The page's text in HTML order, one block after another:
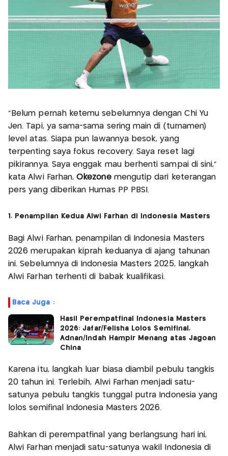
“Belum pernah ketemu sebelumnya dengan Chi Yu
Jen. Tapi, ya sama-sama sering main di (turnamen)
level atas. Siapa pun lawannya besok, yang
terpenting saya fokus recovery. Saya reset lagi
pikirannya. Saya enggak mau berhenti sampai di sini,”
kata Alwi Farhan,Okezonemengutip dari keterangan
pers yang diberikan Humas PP PBSI.
1. Penampilan Kedua Alwi Farhan di Indonesia Masters
Bagi Alwi Farhan, penampilan di Indonesia Masters
2026 merupakan kiprah keduanya di ajang tahunan
ini. Sebelumnya di Indonesia Masters 2025, langkah
Alwi Farhan terhenti di babak kualifikasi.
Baca Juga :
Hasil Perempatfinal Indonesia Masters
2026: Jafar/Felisha Lolos Semifinal,
Adnan/Indah Hampir Menang atas Jagoan
China
Karena itu, langkah luar biasa diambil pebulu tangkis
20 tahun ini. Terlebih, Alwi Farhan menjadi satu-
satunya pebulu tangkis tunggal putra Indonesia yang
lolos semifinal Indonesia Masters 2026.
Bahkan di perempatfinal yang berlangsung hari ini,
Alwi Farhan menjadi satu-satunya wakil Indonesia di